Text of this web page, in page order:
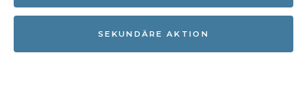
SEKUNDÄRE AKTION